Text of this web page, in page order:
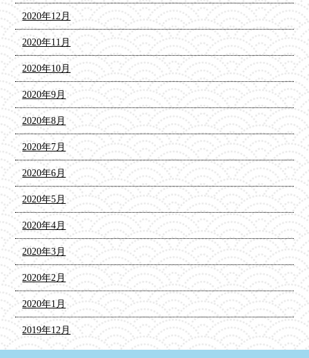
2020年12月
2020年11月
2020年10月
2020年9月
2020年8月
2020年7月
2020年6月
2020年5月
2020年4月
2020年3月
2020年2月
2020年1月
2019年12月